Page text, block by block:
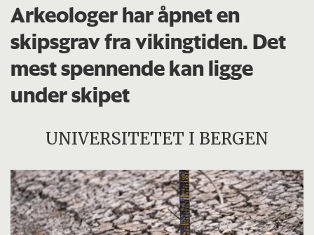
Arkeologer har åpnet en
skipsgrav fra vikingtiden. Det
mest spennende kan ligge
under skipet
UNIVERSITETET I BERGEN